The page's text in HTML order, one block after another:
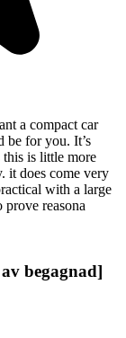
a compact car
be for you. It’s
this is little more
it does come very
with a large
prove reasona
begagnad]